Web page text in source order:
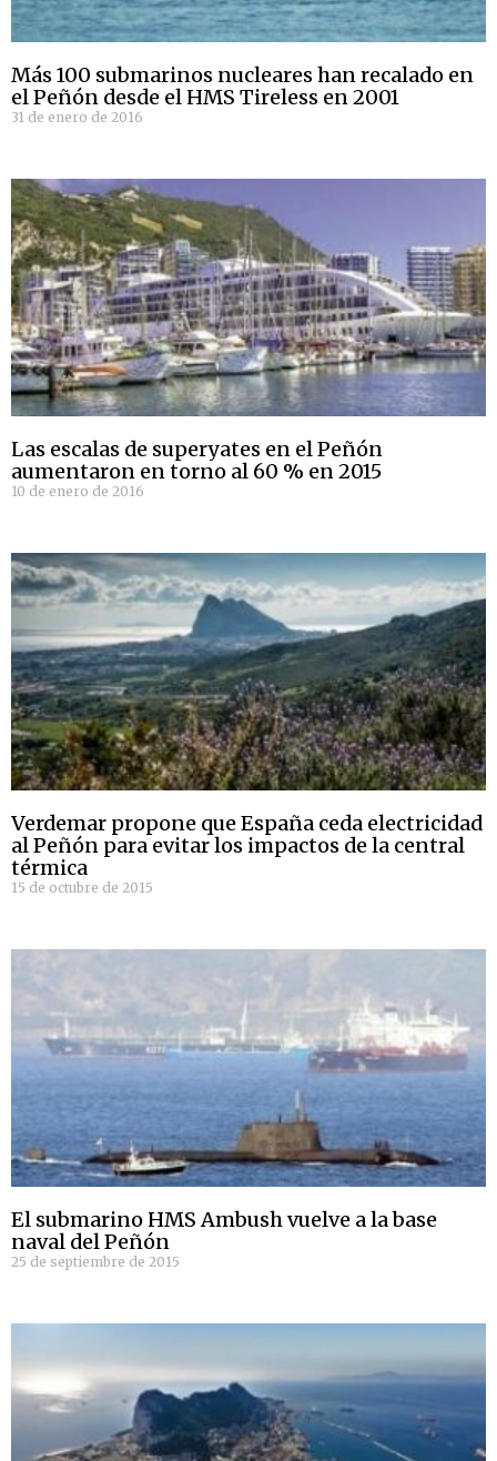
Más 100 submarinos nucleares han recalado en
el Peñón desde el HMS Tireless en 2001
31 de enero de 2016
Las escalas de superyates en el Peñón
aumentaron en torno al 60 % en 2015
10 de enero de 2016
Verdemar propone que España ceda electricidad
al Peñón para evitar los impactos de la central
térmica
15 de octubre de 2015
El submarino HMS Ambush vuelve a la base
naval del Peñón
25 de septiembre de 2015